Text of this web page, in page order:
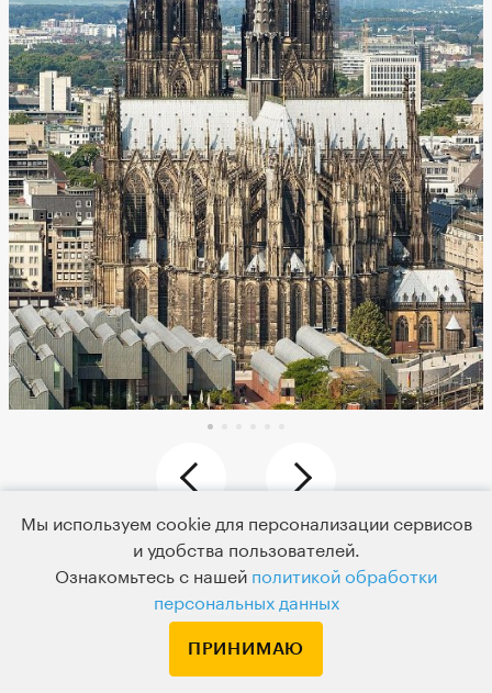
Внешние и внутренние виды Кёльнского собора
Мы используем cookie для персонализации сервисов
и удобства пользователей.
Ознакомьтесь с нашей политикой обработки
персональных данных
ПРИНИМАЮ